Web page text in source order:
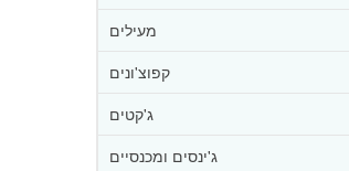
מעילים
קפוצ'ונים
ג'קטים
ג'ינסים ומכנסיים